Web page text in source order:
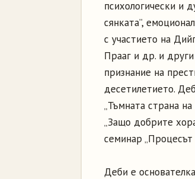
психологически и
сянката”,
с участието на
Прааг и др. и
признание на
десетилетието.
„Тъмната страна
„Защо добрите
семинар „Процесът
Деби е